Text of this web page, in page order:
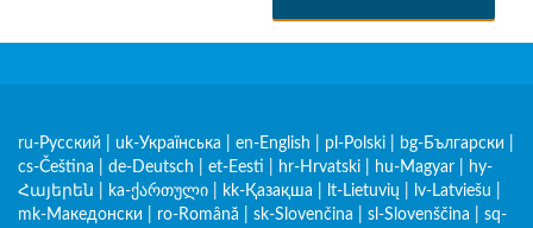
ru-Русский uk-Українська en-English pl-Polski bg-Български
cs-Čeština
de-Deutsch et-Eesti hr-Hrvatski hu-Magyar
hy-
Հայերեն
ka-ქართული kk-Қазақша lt-Lietuvių lv-Latviešu
mk-Македонски
ro-Română sk-Slovenčina sl-Slovenščina
sq-